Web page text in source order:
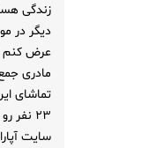
زندگی
دیگر در
عرض کنم
تماشای
۲۳ نفر
سایت